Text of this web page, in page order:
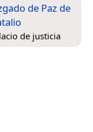
de Paz de
de justicia